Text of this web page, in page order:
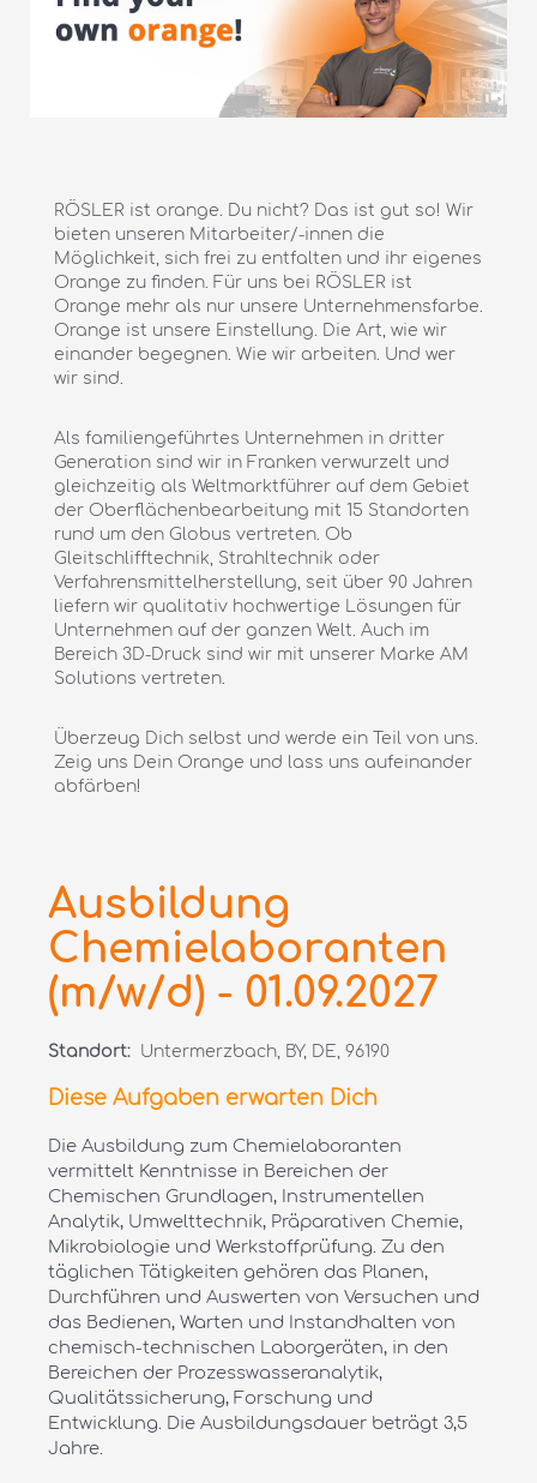
RÖSLER ist orange. Du nicht? Das ist gut so! Wir
bieten unseren Mitarbeiter/-innen die
Möglichkeit, sich frei zu entfalten und ihr eigenes
Orange zu finden. Für uns bei RÖSLER ist
Orange mehr als nur unsere Unternehmensfarbe.
Orange ist unsere Einstellung. Die Art, wie wir
einander begegnen. Wie wir arbeiten. Und wer
wir sind.
Als familiengeführtes Unternehmen in dritter
Generation sind wir in Franken verwurzelt und
gleichzeitig als Weltmarktführer auf dem Gebiet
der Oberflächenbearbeitung mit 15 Standorten
rund um den Globus vertreten. Ob
Gleitschlifftechnik, Strahltechnik oder
Verfahrensmittelherstellung, seit über 90 Jahren
liefern wir qualitativ hochwertige Lösungen für
Unternehmen auf der ganzen Welt. Auch im
Bereich 3D-Druck sind wir mit unserer Marke AM
Solutions vertreten.
Überzeug Dich selbst und werde ein Teil von uns.
Zeig uns Dein Orange und lass uns aufeinander
abfärben!
Ausbildung
Chemielaboranten
(m/w/d) - 01.09.2027
Standort: Untermerzbach, BY, DE, 96190
Diese Aufgaben erwarten Dich
Die Ausbildung zum Chemielaboranten
vermittelt Kenntnisse in Bereichen der
Chemischen Grundlagen, Instrumentellen
Analytik, Umwelttechnik, Präparativen Chemie,
Mikrobiologie und Werkstoffprüfung. Zu den
täglichen Tätigkeiten gehören das Planen,
Durchführen und Auswerten von Versuchen und
das Bedienen, Warten und Instandhalten von
chemisch-technischen Laborgeräten, in den
Bereichen der Prozesswasseranalytik,
Qualitätssicherung, Forschung und
Entwicklung. Die Ausbildungsdauer beträgt 3,5
Jahre.